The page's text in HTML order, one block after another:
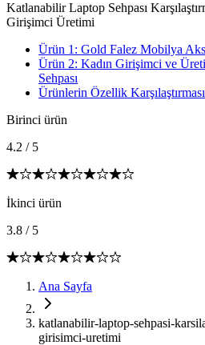
Katlanabilir Laptop Sehpası
Girişimci Üretimi
Ürün 1: Gold Falez Mobilya
Ürün 2: Kadın Girişimci ve
Sehpası
Ürünlerin Özellik Karşılaştırması
Birinci ürün
4.2 / 5
İkinci ürün
3.8 / 5
Ana Sayfa
katlanabilir-laptop-sehpasi-
girisimci-uretimi